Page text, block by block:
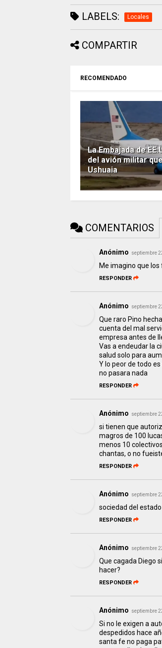
LABELS: Locales
COMPARTIR
RECOMENDADO
La Embajada de
del avión militar
Ushuaia
COMENTARIOS
Anónimo septiembre
Me imagino que
RESPONDER
Anónimo septiembre
Que raro Pino
cuenta del mal
empresa antes de
Vas a endeudar la
salud solo para
Y lo peor de todo
no pasara nada
RESPONDER
Anónimo septiembre
si tienen que
magros de 100
menos 10
chantas, o no
RESPONDER
Anónimo septiembre
sociedad del
RESPONDER
Anónimo septiembre
Que cagada Diego
hacer?
RESPONDER
Anónimo septiembre
Si no le exigen a
despedidos hace
santa fe no paga